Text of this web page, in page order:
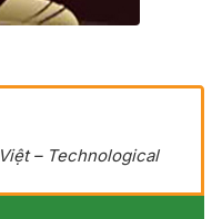
– Technological